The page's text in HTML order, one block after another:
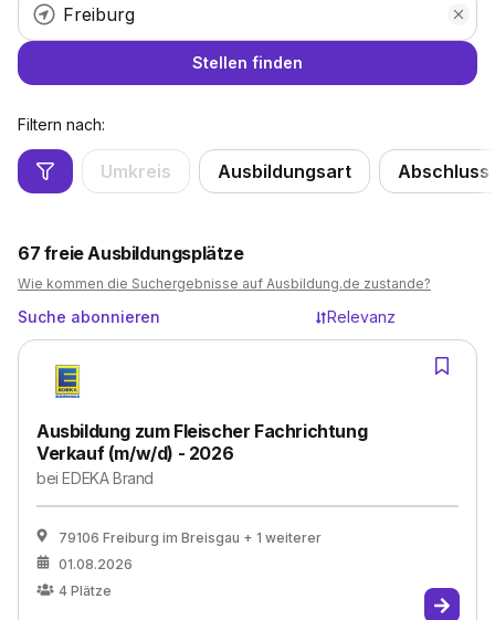
Stellen finden
Filtern nach:
Umkreis Ausbildungsart Abschluss
67 freie Ausbildungsplätze
Wie kommen die Suchergebnisse auf Ausbildung.de zustande?
Suche abonnieren Relevanz
Ausbildung zum Fleischer Fachrichtung
Verkauf (m/w/d) - 2026
beiEDEKA Brand
79106 Freiburg im Breisgau + 1 weiterer
01.08.2026
4 Plätze